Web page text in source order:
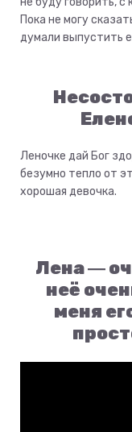
Пока не могу
думали выпустить
Леночке дай Бог
безумно тепло от
хорошая девочка.
Лена ―
неё
меня